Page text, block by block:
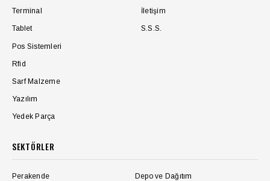
Terminal
Tablet
Pos Sistemleri
Rfid
Sarf Malzeme
Yazılım
Yedek Parça
İletişim
S.S.S.
SEKTÖRLER
Perakende Depo ve Dağıtım